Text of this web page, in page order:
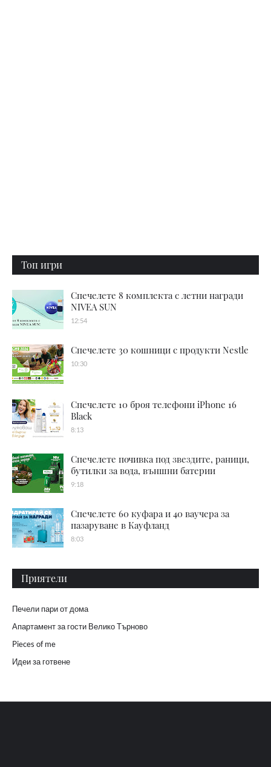
Топ игри
Спечелете 8 комплекта с летни награди
NIVEA SUN
12:54
Спечелете 30 кошници с продукти Nestle
10:30
Спечелете 10 броя телефони iPhone 16
Black
8:13
Спечелете почивка под звездите, раници,
бутилки за вода, външни батерии
9:18
Спечелете 60 куфара и 40 ваучера за
пазаруване в Кауфланд
8:03
Приятели
Печели пари от дома
Апартамент за гости Велико Търново
Pieces of me
Идеи за готвене